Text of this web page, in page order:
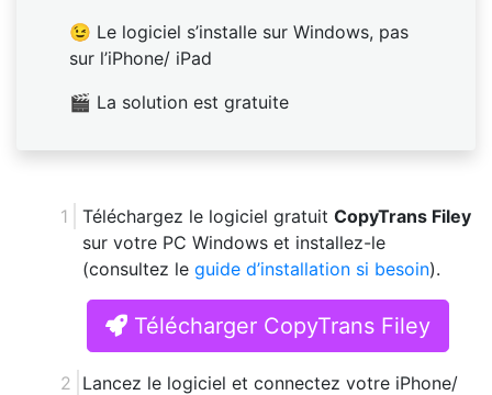
😉 Le logiciel s’installe sur Windows, pas
sur l’iPhone/ iPad
🎬 La solution est gratuite
Téléchargez le logiciel gratuit CopyTrans Filey
sur votre PC Windows et installez-le
(consultez le guide d’installation si besoin).
Télécharger CopyTrans Filey
Lancez le logiciel et connectez votre iPhone/